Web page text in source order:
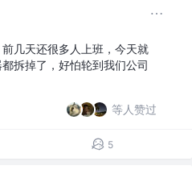
几天还很多人上班，今天就
拆掉了，好怕轮到我们公司
等人赞过
5